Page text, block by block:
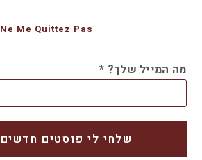
Ne Me Quittez Pas
מה המייל שלך? *